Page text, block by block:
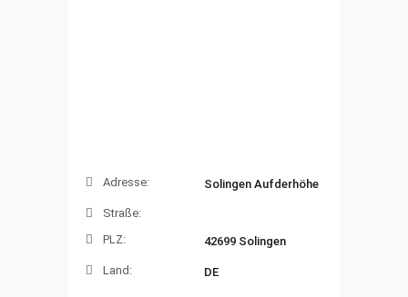
Adresse: Solingen Aufderhöhe
Straße:
PLZ:
42699 Solingen
Land: DE